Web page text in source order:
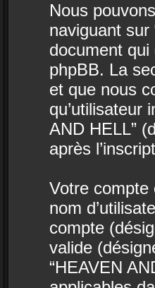
Nous
naviguant sur
document
phpBB. La
et que nous
qu’utilisateur
AND HELL”
après
Votre compte
nom
compte
valide
“HEAVEN